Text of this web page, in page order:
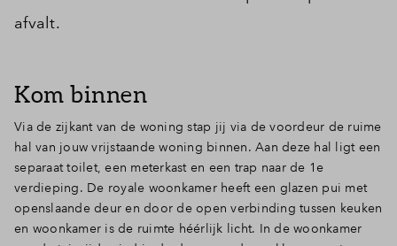
afvalt.
Kom binnen
Via de zijkant van de woning stap jij via de voordeur de ruime
hal van jouw vrijstaande woning binnen. Aan deze hal ligt een
separaat toilet, een meterkast en een trap naar de 1e
verdieping. De royale woonkamer heeft een glazen pui met
openslaande deur en door de open verbinding tussen keuken
en woonkamer is de ruimte héérlijk licht. In de woonkamer